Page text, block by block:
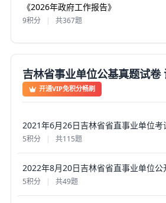
《2026年政府工作报告》
9积分 共367题
吉林省事业单位公基真题试卷
开通VIP免积分畅刷
5积分 | 共115题
5积分 共49题